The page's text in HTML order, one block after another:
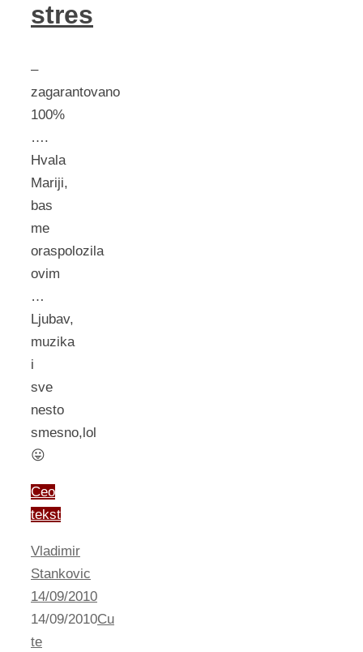
stres
–
zagarantovano
100%
….
Hvala
Mariji,
bas
me
oraspolozila
ovim
…
Ljubav,
muzika
i
sve
nesto
smesno,lol
😛
Ceo
tekst
Vladimir
Stankovic
14/09/2010
14/09/2010Cu
te